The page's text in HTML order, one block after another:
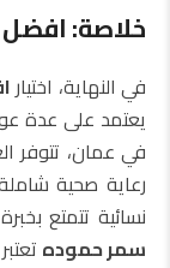
خلاصة:
في النهاية، اختيار
يعتمد على عدة
في عمان، تتوفر
رعاية صحية
نسائية تتمتع
سمر حموده